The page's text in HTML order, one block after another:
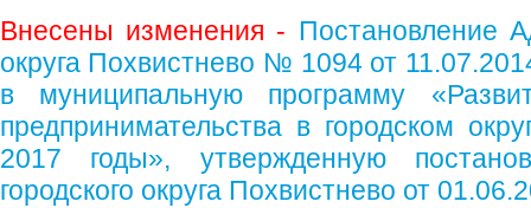
Внесены изменения - Постановление
округа Похвистнево № 1094 от
в муниципальную программу
предпринимательства в городском
2017 годы», утвержденную
городского округа Похвистнево от